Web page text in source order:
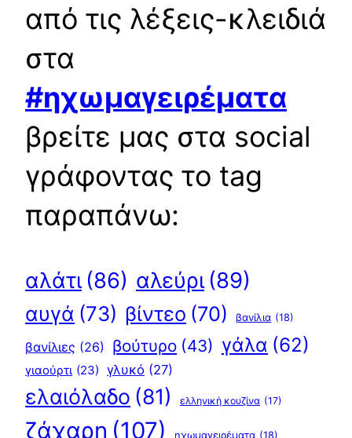
από τις λέξεις-κλειδιά
στα
#ηχωμαγειρέματα
βρείτε μας στα social
γράφοντας το tag
παραπάνω:
αλάτι (86) αλεύρι (89)
αυγά (73) βίντεο (70) βανίλια (18)
βανίλιες (26) βούτυρο (43) γάλα (62)
γιαούρτι (23) γλυκό (27)
ελαιόλαδο (81) ελληνική κουζίνα (17)
ζάχαρη (107) ηχωμαγειρέματα (18)